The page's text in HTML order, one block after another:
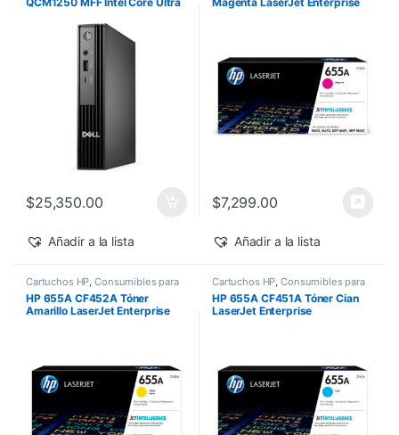
Windows 11 Pro
$25,350.00
Añadir a la lista
$7,299.00
Añadir a la lista
Cartuchos HP,Consumibles para
Impresoras,Nuevos Productos
Sobre Pedido,Toner Original
HP 655A CF452A Tóner
Amarillo LaserJet Enterprise
Cartuchos HP,Consumibles para
Impresoras,Nuevos Productos
Sobre Pedido,Toner Original
HP 655A CF451A Tóner Cian
LaserJet Enterprise